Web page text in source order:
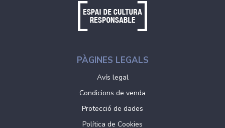
PÀGINES LEGALS
Avís legal
Condicions de venda
Protecció de dades
Política de Cookies